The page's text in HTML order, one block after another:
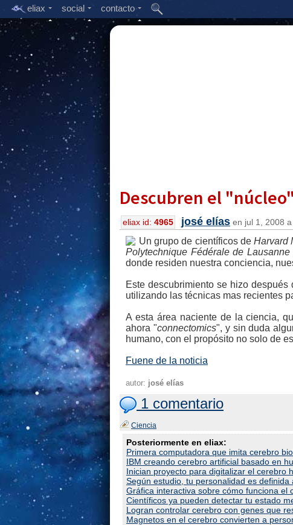
eliax social contacto
Descubren el
eliax id: 4965 josé elías en jul 1, 2008
Un grupo de científicos de Harvard
Polytechnique Fédérale de Lausanne
donde residen nuestra conciencia,
Este descubrimiento se hizo
utilizando las técnicas mas recientes
A esta área naciente de la ciencia,
ahora "connectomics", y sin duda
humano, con el propósito no solo de
Fuene de la noticia
autor: josé elías
1 comentario
Ciencia
Posteriormente en eliax:
Primera computadora que imita cerebro
IBM creando cerebro artificial basado en
Inician proyecto para digitalizar el cerebro
Según estudio, tu personalidad es
Gráfica interactiva sobre cómo funciona el
Científicos ya pueden detectar tu estado
Logran controlar cerebro con genes que
Magnetos en el cerebro convierten a